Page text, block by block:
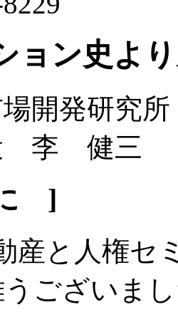
ョン史よ
開発研究所
李 健三
]
産と人権セ
ございま